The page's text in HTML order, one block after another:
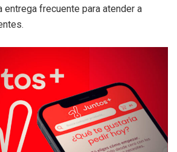
entrega frecuente para atender a